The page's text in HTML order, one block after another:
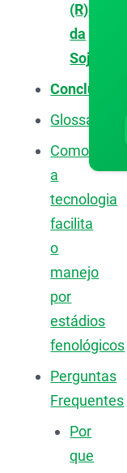
(R)
da
Soja
Conclusão
Glossário
Como
a
tecnologia
facilita
o
manejo
por
estádios
fenológicos
Perguntas
Frequentes
Por
que